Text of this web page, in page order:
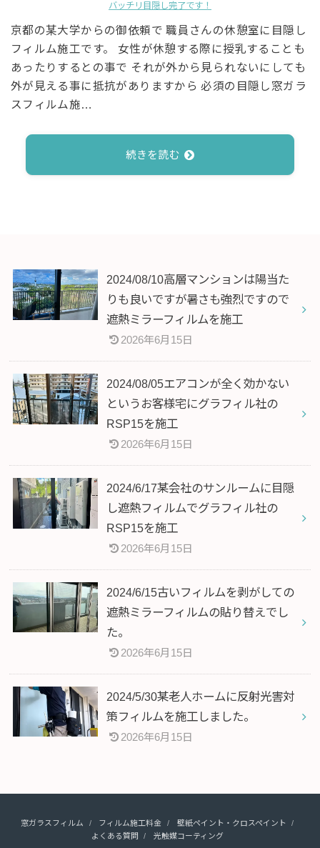
バッチリ目隠し完了です！
京都の某大学からの御依頼で 職員さんの休憩室に目隠し
フィルム施工です。 女性が休憩する際に授乳することも
あったりするとの事で それが外から見られないにしても
外が見える事に抵抗がありますから 必須の目隠し窓ガラ
スフィルム施…
続きを読む
2024/08/10高層マンションは陽当た
りも良いですが暑さも強烈ですので
遮熱ミラーフィルムを施工
2026年6月15日
2024/08/05エアコンが全く効かない
というお客様宅にグラフィル社の
RSP15を施工
2026年6月15日
2024/6/17某会社のサンルームに目隠
し遮熱フィルムでグラフィル社の
RSP15を施工
2026年6月15日
2024/6/15古いフィルムを剥がしての
遮熱ミラーフィルムの貼り替えでし
た。
2026年6月15日
2024/5/30某老人ホームに反射光害対
策フィルムを施工しました。
2026年6月15日
窓ガラスフィルム フィルム施工料金
壁紙ペイント・クロスペイント
よくある質問
光触媒コーティング